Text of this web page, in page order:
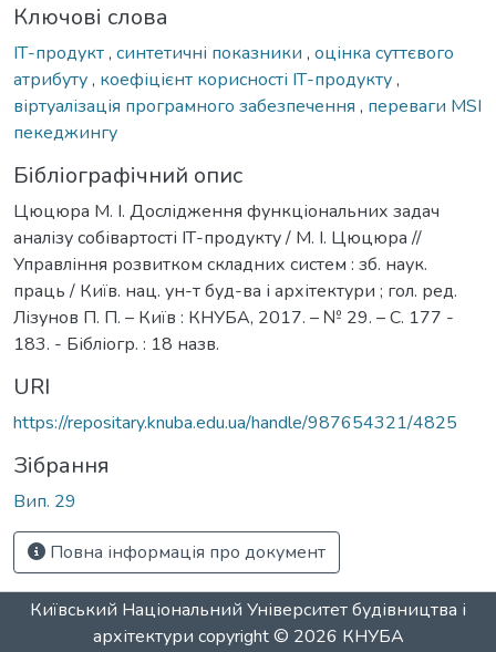
Ключові слова
ІТ-продукт, синтетичні показники , оцінка суттєвого
атрибуту, коефіцієнт корисності ІТ-продукту,
віртуалізація програмного забезпечення , переваги MSI
пекеджингу
Бібліографічний опис
Цюцюра М. І. Дослідження функціональних задач
аналізу собівартості ІТ-продукту / М. І. Цюцюра //
Управління розвитком складних систем : зб. наук.
праць / Київ. нац. ун-т буд-ва і архітектури ; гол. ред.
Лізунов П. П. – Київ : КНУБА, 2017. – № 29. – С. 177 -
183. - Бібліогр. : 18 назв.
URI
https://repositary.knuba.edu.ua/handle/987654321/4825
Зібрання
Вип. 29
Повна інформація про документ
Київський Національний Університет будівництва і
архітектури copyright © 2026 КНУБА